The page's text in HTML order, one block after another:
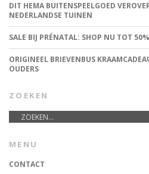
DIT HEMA BUITENSPEELGOED
NEDERLANDSE TUINEN
SALE BIJ PRÉNATAL: SHOP NU TOT
ORIGINEEL BRIEVENBUS
OUDERS
ZOEKEN
MENU
CONTACT